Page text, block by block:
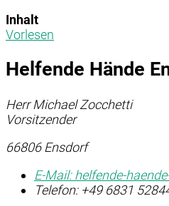
Inhalt
Vorlesen
Helfende Hände
Herr Michael Zocchetti
Vorsitzender
66806 Ensdorf
E-Mail:helfende-
Telefon: +49 6831